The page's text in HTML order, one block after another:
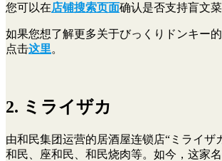
您可以在店铺搜索页面确认是否支持盲文菜
如果您想了解更多关于びっくりドンキー
点击这里。
2. ミライザカ
由和民集团运营的居酒屋连锁店“ミライザ
和民、座和民、和民烧肉等。如今，这家